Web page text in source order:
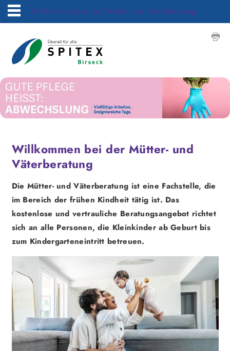
Willkommen bei der Mütter- und Väterberatung
Willkommen bei der Mütter- und
Väterberatung
Die Mütter- und Väterberatung ist eine Fachstelle, die
im Bereich der frühen Kindheit tätig ist. Das
kostenlose und vertrauliche Beratungsangebot richtet
sich an alle Personen, die Kleinkinder ab Geburt bis
zum Kindergarteneintritt betreuen.